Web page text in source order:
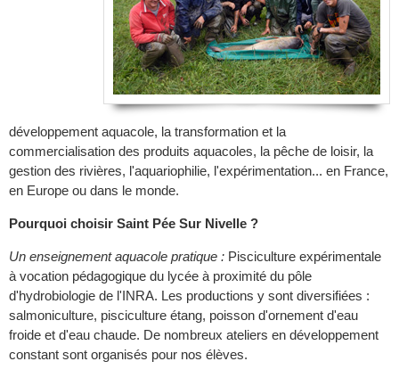
développement aquacole, la transformation et la
commercialisation des produits aquacoles, la pêche de loisir, la
gestion des rivières, l'aquariophilie, l'expérimentation... en France,
en Europe ou dans le monde.
Pourquoi choisir Saint Pée Sur Nivelle ?
Un enseignement aquacole pratique : Pisciculture expérimentale
à vocation pédagogique du lycée à proximité du pôle
d'hydrobiologie de l'INRA. Les productions y sont diversifiées :
salmoniculture, pisciculture étang, poisson d'ornement d'eau
froide et d'eau chaude. De nombreux ateliers en développement
constant sont organisés pour nos élèves.